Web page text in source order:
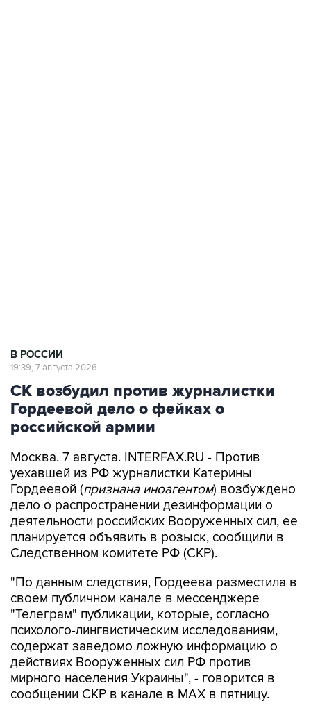
В РОССИИ
19:39, 7 августа 2026
СК возбудил против журналистки
Гордеевой дело о фейках о
российской армии
Москва. 7 августа. INTERFAX.RU - Против
уехавшей из РФ журналистки Катерины
Гордеевой (признана иноагентом) возбуждено
дело о распространении дезинформации о
деятельности российских Вооруженных сил, ее
планируется объявить в розыск, сообщили в
Следственном комитете РФ (СКР).
"По данным следствия, Гордеева разместила в
своем публичном канале в мессенджере
"Телеграм" публикации, которые, согласно
психолого-лингвистическим исследованиям,
содержат заведомо ложную информацию о
действиях Вооруженных сил РФ против
мирного населения Украины", - говорится в
сообщении СКР в канале в MAX в пятницу.